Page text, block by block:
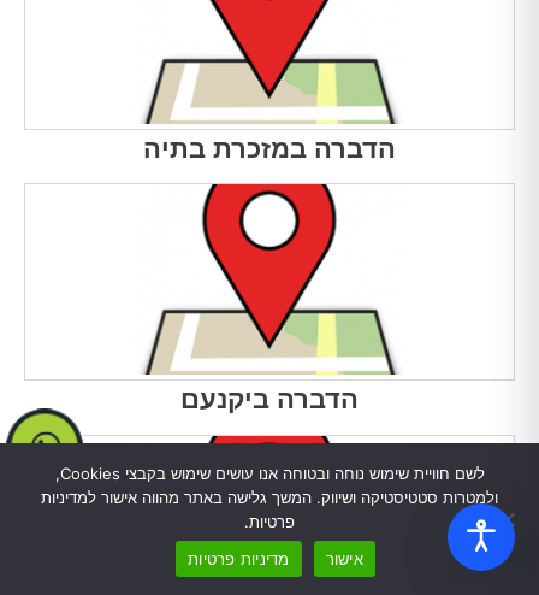
הדברה במזכרת בתיה
הדברה ביקנעם
לשם חוויית שימוש נוחה ובטוחה אנו עושים שימוש בקבצי Cookies,
ולמטרות סטטיסטיקה ושיווק. המשך גלישה באתר מהווה אישור למדיניות
פרטיות.
אישור
מדיניות פרטיות